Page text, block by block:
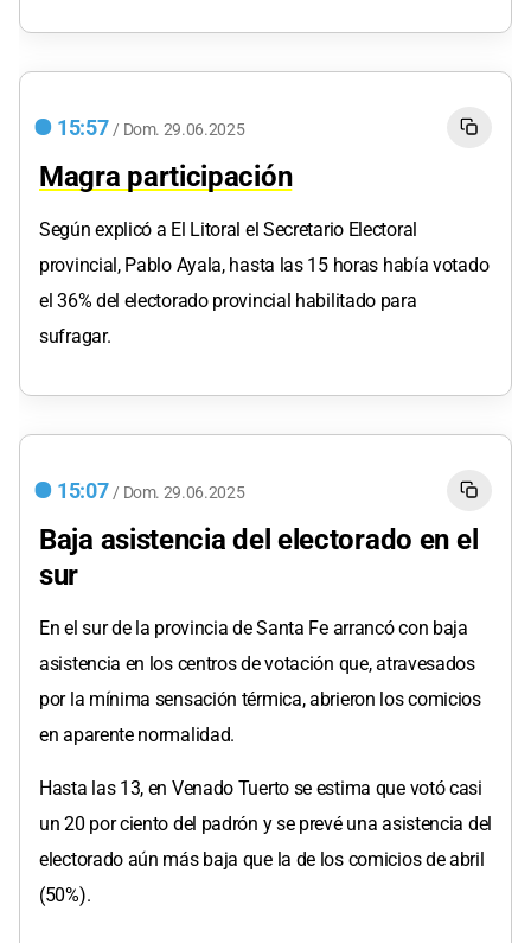
15:57 / Dom. 29.06.2025
Magra participación
Según explicó a El Litoral el Secretario Electoral
provincial, Pablo Ayala, hasta las 15 horas había votado
el 36% del electorado provincial habilitado para
sufragar.
15:07 / Dom. 29.06.2025
Baja asistencia del electorado en el
sur
En el sur de la provincia de Santa Fe arrancó con baja
asistencia en los centros de votación que, atravesados
por la mínima sensación térmica, abrieron los comicios
en aparente normalidad.
Hasta las 13, en Venado Tuerto se estima que votó casi
un 20 por ciento del padrón y se prevé una asistencia del
electorado aún más baja que la de los comicios de abril
(50%).